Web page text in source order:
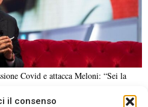
il consenso
Covid e attacca Meloni: “Sei la